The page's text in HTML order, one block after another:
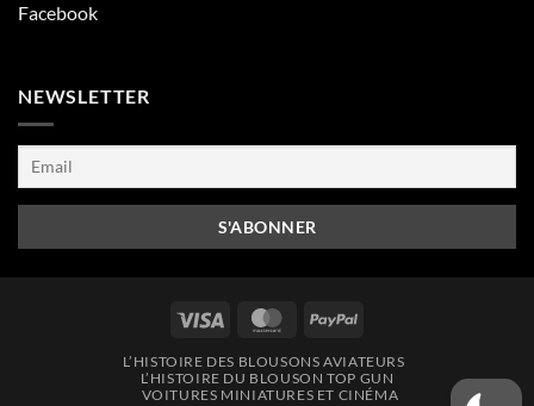
Facebook
NEWSLETTER
Visa MasterCardPayPal
L’HISTOIRE DES BLOUSONS AVIATEURS
L’HISTOIRE DU BLOUSON TOP GUN
VOITURES MINIATURES ET CINÉMA